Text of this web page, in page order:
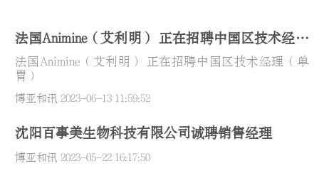
法国Animine（艾利明） 正在招聘中国区技术经理
（单胃）
法国Animine（艾利明） 正在招聘中国区技术经理（单
胃）
博亚和讯 2023-06-13 11:59:52
沈阳百事美生物科技有限公司诚聘销售经理
博亚和讯 2023-05-22 16:17:50